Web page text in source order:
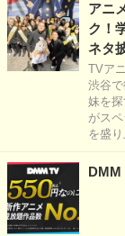
アニ
ク！
ネタ
TVア
渋谷
妹を
がス
を盛り
DMM